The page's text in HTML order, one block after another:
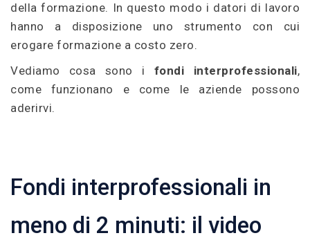
della formazione. In questo modo i datori di lavoro
hanno a disposizione uno strumento con cui
erogare formazione a costo zero.
Vediamo cosa sono i fondi interprofessionali,
come funzionano e come le aziende possono
aderirvi.
Fondi interprofessionali in
meno di 2 minuti: il video